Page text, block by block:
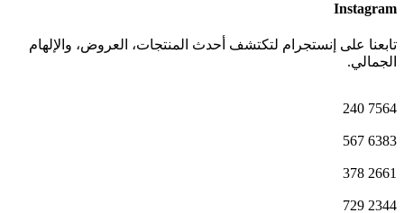
Instagram
تابعنا على إنستجرام لتكتشف أحدث المنتجات، العروض، والإلهام
الجمالي.
7564
240
6383
567
2661
378
2344
729